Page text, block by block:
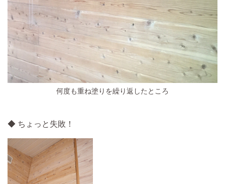
何度も重ね塗りを繰り返したところ
◆ ちょっと失敗！